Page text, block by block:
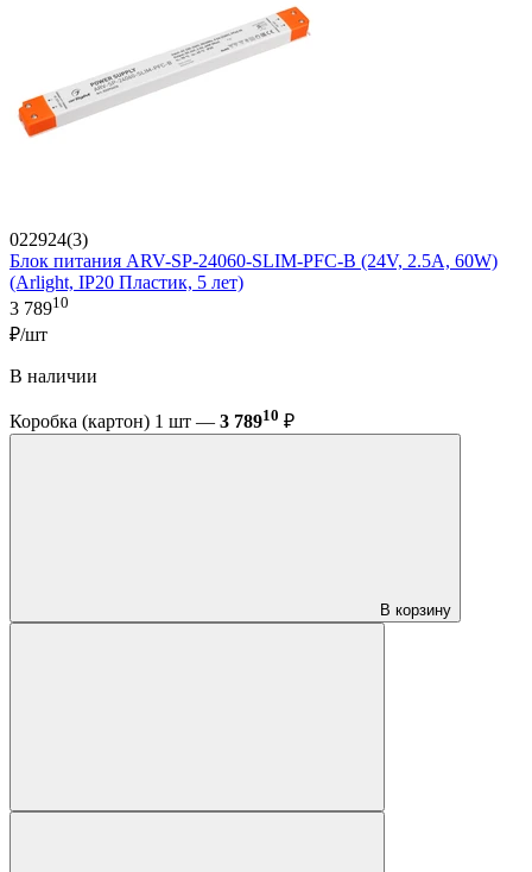
022924(3)
Блок питания ARV-SP-24060-SLIM-PFC-B (24V, 2.5A, 60W)
(Arlight, IP20 Пластик, 5 лет)
3 78910
₽/шт
В наличии
Коробка (картон) 1 шт — 3 78910 ₽
В корзину